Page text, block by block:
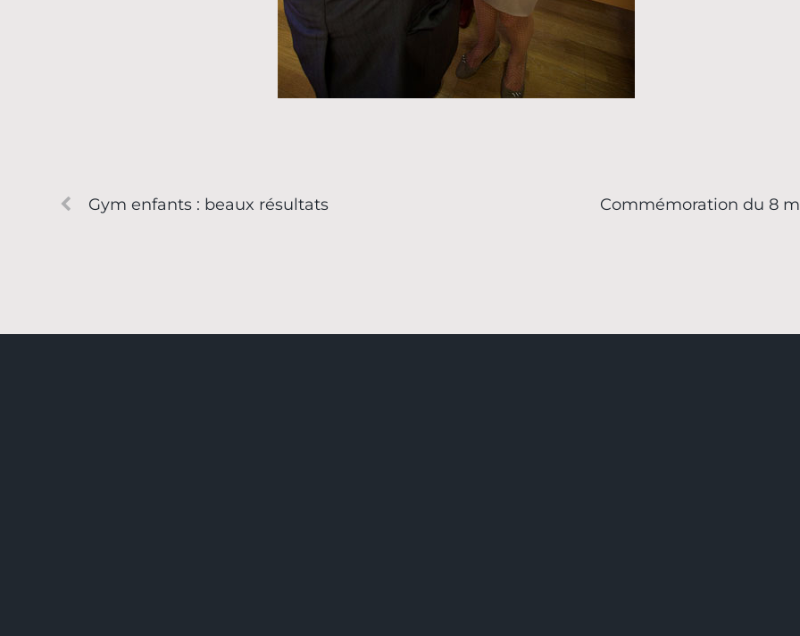
Gym enfants : beaux résultats Commémoration du 8